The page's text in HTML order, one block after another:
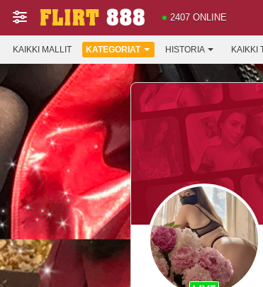
2407 ONLINE
KAIKKI MALLIT KATEGORIAT HISTORIA KAIKKI